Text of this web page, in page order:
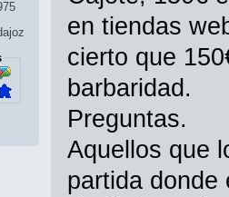
en tiendas
cierto que
barbaridad.
Preguntas.
Aquellos que
partida donde